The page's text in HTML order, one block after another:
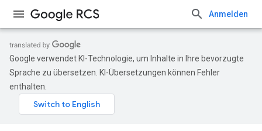
Anmelden
Google verwendet KI-Technologie, um Inhalte in Ihre bevorzugte
Sprache zu übersetzen. KI-Übersetzungen können Fehler
enthalten.